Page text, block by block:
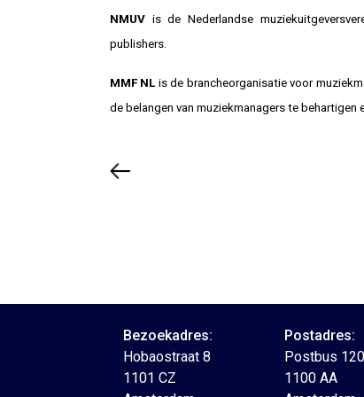
NMUV is de Nederlandse
publishers.
MMF NL is de brancheorganisatie voor
de belangen van muziekmanagers te behartigen
Bezoekadres:
Hobaostraat 8
1101 CZ
Postadres:
Postbus
1100 AA